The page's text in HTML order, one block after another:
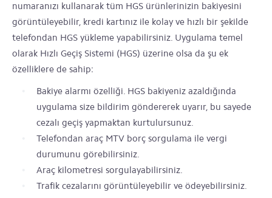
numaranızı kullanarak tüm HGS ürünlerinizin bakiyesini
görüntüleyebilir, kredi kartınız ile kolay ve hızlı bir şekilde
telefondan HGS yükleme yapabilirsiniz. Uygulama temel
olarak Hızlı Geçiş Sistemi (HGS) üzerine olsa da şu ek
özelliklere de sahip:
Bakiye alarmı özelliği. HGS bakiyeniz azaldığında
uygulama size bildirim göndererek uyarır, bu sayede
cezalı geçiş yapmaktan kurtulursunuz.
Telefondan araç MTV borç sorgulama ile vergi
durumunu görebilirsiniz.
Araç kilometresi sorgulayabilirsiniz.
Trafik cezalarını görüntüleyebilir ve ödeyebilirsiniz.